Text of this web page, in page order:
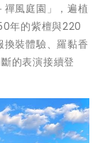
風庭園」，遍植
年的紫檀與220
裝體驗、羅黏香
的表演接續登